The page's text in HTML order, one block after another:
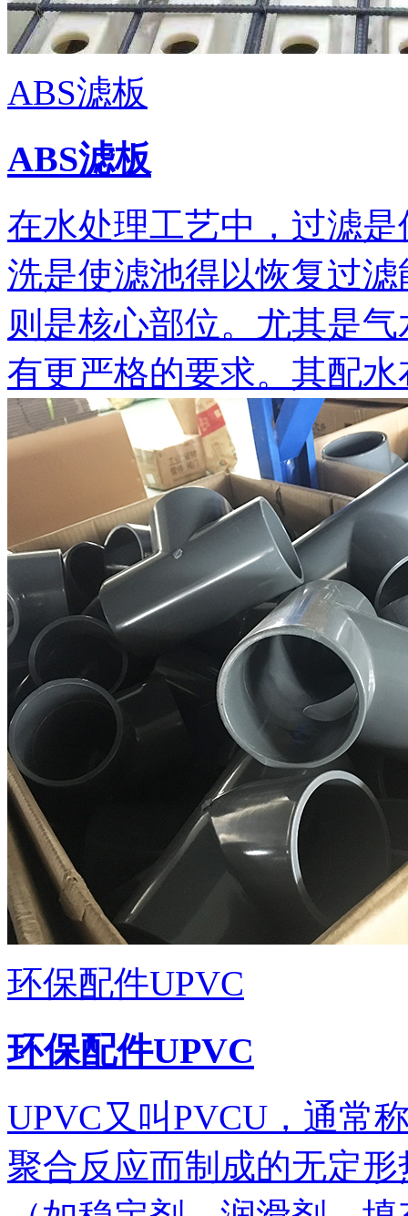
ABS滤板
ABS滤板
在水处理工艺中，过滤
洗是使滤池得以恢复过
则是核心部位。尤其是
有更严格的要求。其配水
环保配件UPVC
环保配件UPVC
UPVC又叫PVCU，通常
聚合反应而制成的无定